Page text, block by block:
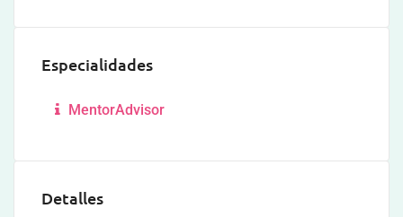
Especialidades
MentorAdvisor
Detalles